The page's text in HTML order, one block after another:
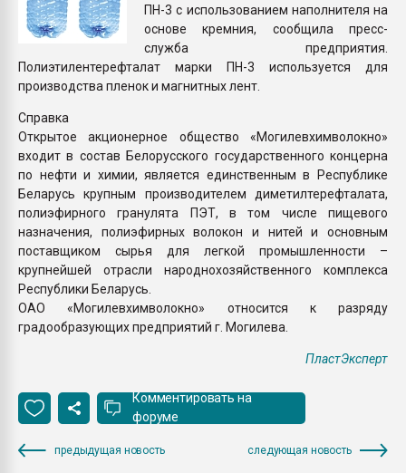
ПЕРЕЙТИ НА
ПН-3 с использованием наполнителя на
основе кремния, сообщила пресс-
служба предприятия.
Полиэтилентерефталат марки ПН-3 используется для
производства пленок и магнитных лент.
Справка
Открытое акционерное общество «Могилевхимволокно»
входит в состав Белорусского государственного концерна
по нефти и химии, является единственным в Республике
Беларусь крупным производителем диметилтерефталата,
полиэфирного гранулята ПЭТ, в том числе пищевого
назначения, полиэфирных волокон и нитей и основным
поставщиком сырья для легкой промышленности –
крупнейшей отрасли народнохозяйственного комплекса
Республики Беларусь.
ОАО «Могилевхимволокно» относится к разряду
градообразующих предприятий г. Могилева.
ПластЭксперт
Комментировать на
форуме
предыдущая новость следующая новость